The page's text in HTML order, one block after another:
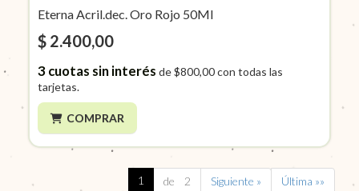
Eterna Acril.dec. Oro Rojo 50Ml
$ 2.400,00
3cuotas sin interés de$800,00con todas las
tarjetas.
COMPRAR
1 de 2 Siguiente » Última »»